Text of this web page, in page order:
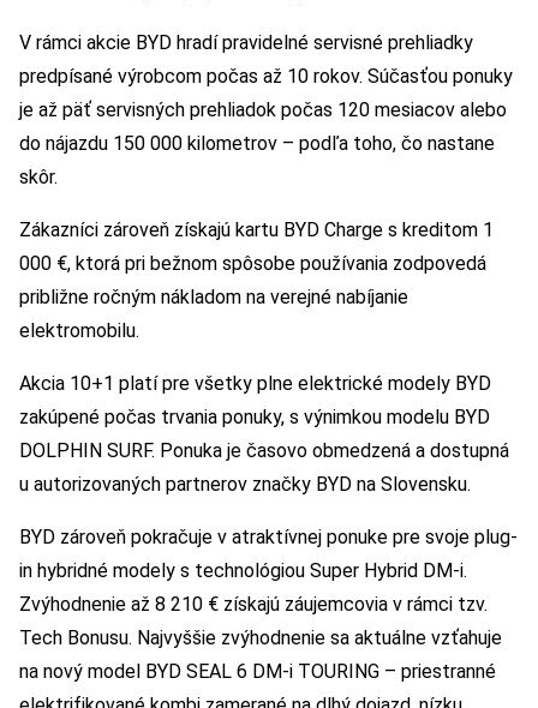
V rámci akcie BYD hradí pravidelné servisné prehliadky
predpísané výrobcom počas až 10 rokov. Súčasťou ponuky
je až päť servisných prehliadok počas 120 mesiacov alebo
do nájazdu 150 000 kilometrov – podľa toho, čo nastane
skôr.
Zákazníci zároveň získajú kartu BYD Charge s kreditom 1
000 €, ktorá pri bežnom spôsobe používania zodpovedá
približne ročným nákladom na verejné nabíjanie
elektromobilu.
Akcia 10+1 platí pre všetky plne elektrické modely BYD
zakúpené počas trvania ponuky, s výnimkou modelu BYD
DOLPHIN SURF. Ponuka je časovo obmedzená a dostupná
u autorizovaných partnerov značky BYD na Slovensku.
BYD zároveň pokračuje v atraktívnej ponuke pre svoje plug-
in hybridné modely s technológiou Super Hybrid DM-i.
Zvýhodnenie až 8 210 € získajú záujemcovia v rámci tzv.
Tech Bonusu. Najvyššie zvýhodnenie sa aktuálne vzťahuje
na nový model BYD SEAL 6 DM-i TOURING – priestranné